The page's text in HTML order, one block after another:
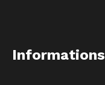
Informations